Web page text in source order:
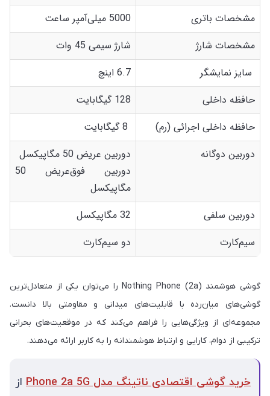
مشخصات باتری
5000 میلی‌آمپر ساعت
مشخصات شارژ
شارژ سیمی 45 وات
سایز نمایشگر
6.7 اینچ
حافظه داخلی
128 گیگابایت
حافظه داخلی اجرائی (رم)
دوربین دوگانه
دوربین عریض 50 مگاپیکسل
دوربین فوق‌عریض 50
مگاپیکسل
دوربین سلفی
32 مگاپیکسل
سیم‌کارت
دو سیم‌کارت
گوشی هوشمند Nothing Phone (2a) را می‌توان یکی از متعادل‌ترین
گوشی‌های میان‌رده با قابلیت‌های میدانی و مقاومتی بالا دانست.
مجموعه‌ای از ویژگی‌هایی را فراهم می‌کند که در موقعیت‌های بحرانی
ترکیبی از دوام، کارایی و ارتباط هوشمندانه را به کاربر ارائه می‌دهند.
خرید گوشی اقتصادی ناتینگ مدل Phone 2a 5G
از